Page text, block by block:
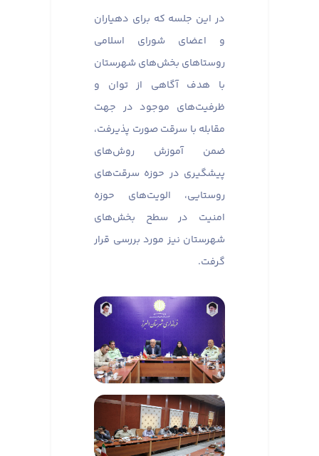
در این جلسه که برای دهیاران
و اعضای شورای اسلامی
روستاهای بخش‌های شهرستان
با هدف آگاهی از توان و
ظرفیت‌های موجود در جهت
مقابله با سرقت صورت پذیرفت،
ضمن آموزش روش‌های
پیشگیری در حوزه سرقت‌های
روستایی، الویت‌های حوزه
امنیت در سطح بخش‌های
شهرستان نیز مورد بررسی قرار
گرفت.